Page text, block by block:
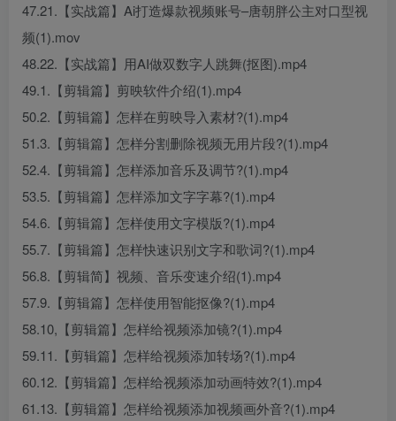
47.21.【实战篇】Ai打造爆款视频账号–唐朝胖公主对口型视
频(1).mov
48.22.【实战篇】用AI做双数字人跳舞(抠图).mp4
49.1.【剪辑篇】剪映软件介绍(1).mp4
50.2.【剪辑篇】怎样在剪映导入素材?(1).mp4
51.3.【剪辑篇】怎样分割删除视频无用片段?(1).mp4
52.4.【剪辑篇】怎样添加音乐及调节?(1).mp4
53.5.【剪辑篇】怎样添加文字字幕?(1).mp4
54.6.【剪辑篇】怎样使用文字模版?(1).mp4
55.7.【剪辑篇】怎样快速识别文字和歌词?(1).mp4
56.8.【剪辑简】视频、音乐变速介绍(1).mp4
57.9.【剪辑篇】怎样使用智能抠像?(1).mp4
58.10,【剪辑篇】怎样给视频添加镜?(1).mp4
59.11.【剪辑篇】怎样给视频添加转场?(1).mp4
60.12.【剪辑篇】怎样给视频添加动画特效?(1).mp4
61.13.【剪辑篇】怎样给视频添加视频画外音?(1).mp4